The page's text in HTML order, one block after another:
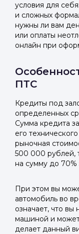
условия для
и сложных
нужны ли вам
или оплаты
онлайн при
ПТС
Кредиты под
определенных
Сумма кредита
его
рыночная
500 000 рублей,
на сумму до 70%
При этом вы
автомобиль во
означает, что вы
машиной и
делает данный